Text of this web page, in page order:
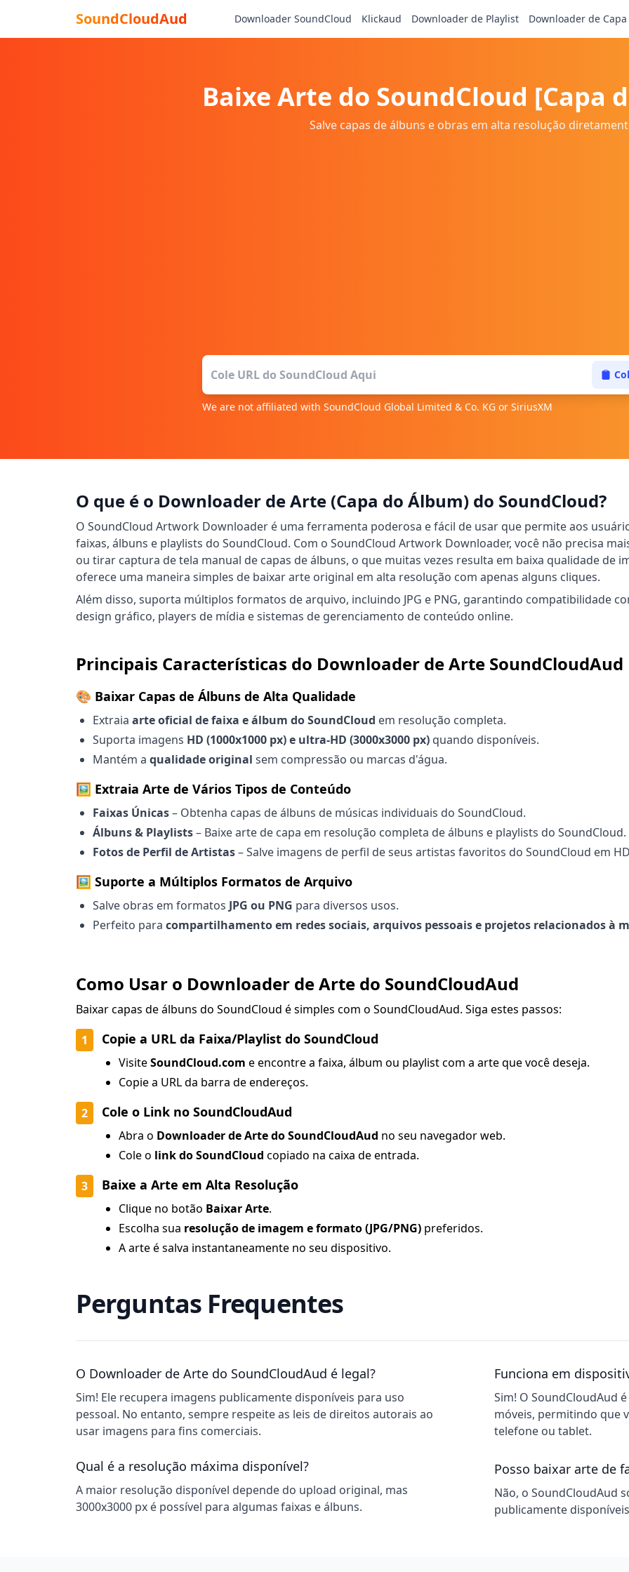
SoundCloudAud Downloader SoundCloud Klickaud Downloader de Playlist Downloader de
Baixe Arte do SoundCloud [Capa
Salve capas de álbuns e obras em alta resolução
We are not affiliated with SoundCloud Global Limited & Co. KG or SiriusXM
O que é o Downloader de Arte (Capa do Álbum) do SoundCloud?
O SoundCloud Artwork Downloader é uma ferramenta poderosa e fácil de usar que permite aos
faixas, álbuns e playlists do SoundCloud. Com o SoundCloud Artwork Downloader, você não precisa
ou tirar captura de tela manual de capas de álbuns, o que muitas vezes resulta em baixa qualidade de
oferece uma maneira simples de baixar arte original em alta resolução com apenas alguns cliques.
Além disso, suporta múltiplos formatos de arquivo, incluindo JPG e PNG, garantindo compatibilidade
design gráfico, players de mídia e sistemas de gerenciamento de conteúdo online.
Principais Características do Downloader de Arte SoundCloudAud
🎨 Baixar Capas de Álbuns de Alta Qualidade
Extraia arte oficial de faixa e álbum do SoundCloud em resolução completa.
Suporta imagens HD (1000x1000 px) e ultra-HD (3000x3000 px) quando disponíveis.
Mantém a qualidade original sem compressão ou marcas d'água.
🖼️ Extraia Arte de Vários Tipos de Conteúdo
Faixas Únicas– Obtenha capas de álbuns de músicas individuais do SoundCloud.
Álbuns & Playlists– Baixe arte de capa em resolução completa de álbuns e playlists do SoundCloud.
Fotos de Perfil de Artistas– Salve imagens de perfil de seus artistas favoritos do SoundCloud em
🖼️ Suporte a Múltiplos Formatos de Arquivo
Salve obras em formatos JPG ou PNG para diversos usos.
Perfeito para compartilhamento em redes sociais, arquivos pessoais e projetos relacionados à
Como Usar o Downloader de Arte do SoundCloudAud
Baixar capas de álbuns do SoundCloud é simples com o SoundCloudAud. Siga estes passos:
1
Copie a URL da Faixa/Playlist do SoundCloud
VisiteSoundCloud.com e encontre a faixa, álbum ou playlist com a arte que você deseja.
Copie a URL da barra de endereços.
2
Cole o Link no SoundCloudAud
Abra o Downloader de Arte do SoundCloudAud no seu navegador web.
Cole o link do SoundCloud copiado na caixa de entrada.
3
Baixe a Arte em Alta Resolução
Clique no botão Baixar Arte.
Escolha sua resolução de imagem e formato (JPG/PNG) preferidos.
A arte é salva instantaneamente no seu dispositivo.
Perguntas Frequentes
O Downloader de Arte do SoundCloudAud é legal?
Sim! Ele recupera imagens publicamente disponíveis para uso
pessoal. No entanto, sempre respeite as leis de direitos autorais ao
usar imagens para fins comerciais.
Qual é a resolução máxima disponível?
A maior resolução disponível depende do upload original, mas
3000x3000 px é possível para algumas faixas e álbuns.
Funciona em
Sim! O SoundCloudAud
móveis, permitindo que
telefone ou tablet.
Posso baixar arte de
Não, o SoundCloudAud
publicamente